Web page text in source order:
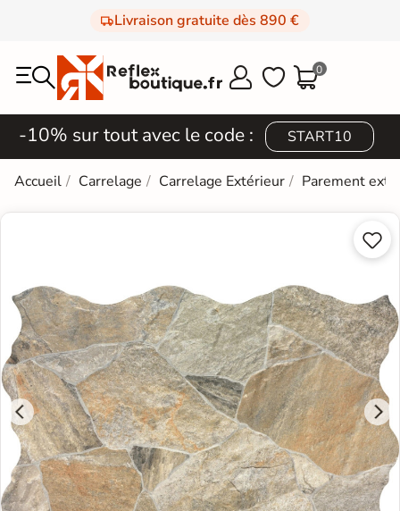
Livraison gratuite dès 890 €
  0
-10% sur tout avec le code : START10
Accueil Carrelage Carrelage Extérieur Parement

